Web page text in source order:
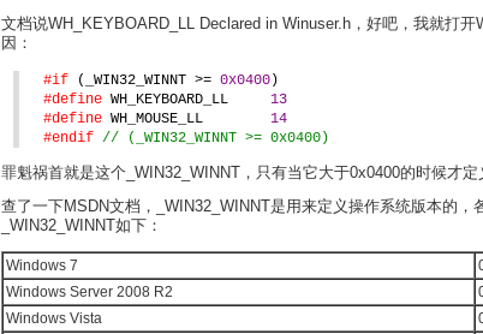
文档说WH_KEYBOARD_LL Declared in Winuser.h，好吧，我就打开
因：
#if (_WIN32_WINNT >= 0x0400 )
#define WH_KEYBOARD_LL 13
#define WH_MOUSE_LL 14
#endif // (_WIN32_WINNT >= 0x0400)
罪魁祸首就是这个_WIN32_WINNT，只有当它大于0x0400的时候才定
查了一下MSDN文档，_WIN32_WINNT是用来定义操作系统版本的，
_WIN32_WINNT如下：
Windows 7
Windows Server 2008 R2
Windows Vista